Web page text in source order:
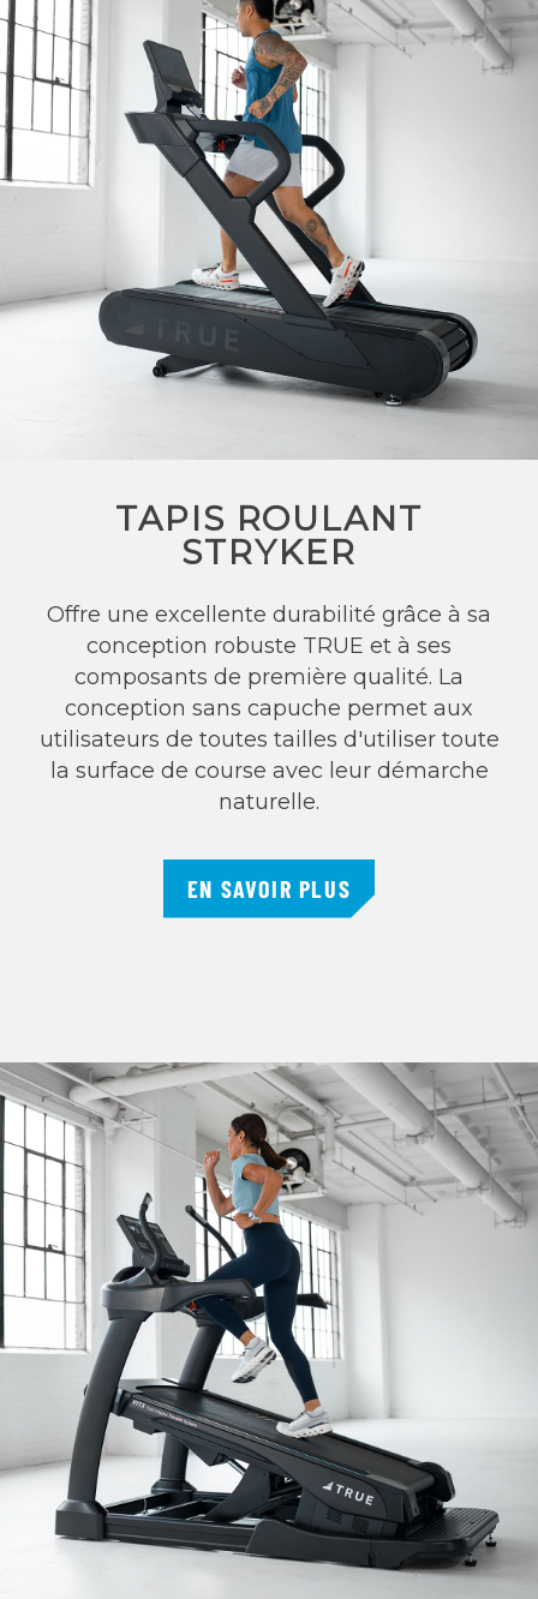
TAPIS ROULANT
STRYKER
Offre une excellente durabilité grâce à sa
conception robuste TRUE et à ses
composants de première qualité. La
conception sans capuche permet aux
utilisateurs de toutes tailles d'utiliser toute
la surface de course avec leur démarche
naturelle.
EN SAVOIR PLUS